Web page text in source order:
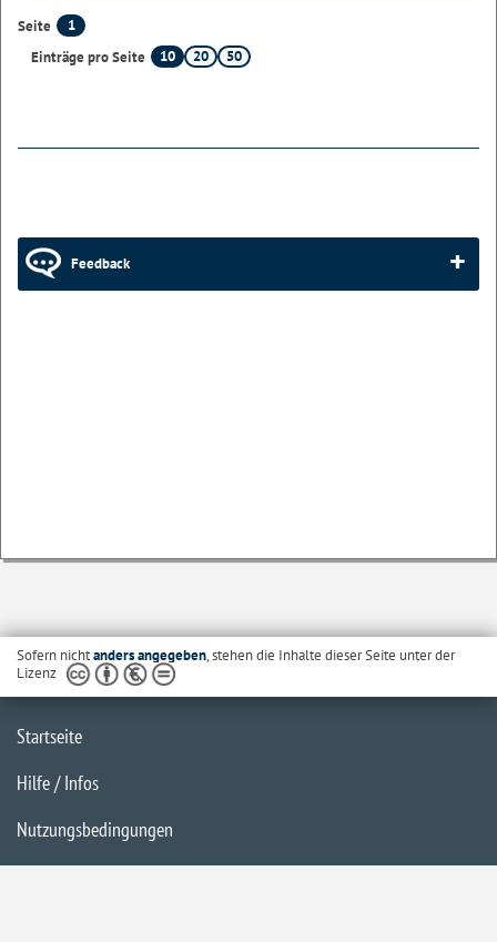
Seite
1
Einträge pro Seite
10 20 50
Feedback
Sofern nichtanders angegeben, stehen die Inhalte dieser Seite unter der
Lizenz
Startseite
Hilfe / Infos
Nutzungsbedingungen